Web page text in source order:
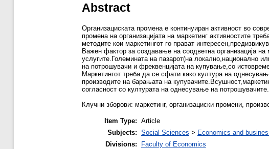
Abstract
Организациската промена е континуиран активност во
промена на организацијата на маркетинг активностите
методите кои маркетингот го прават
Важен фактор за создавање на соодветна организација
услугите.Големината на пазарот(на локално,национално
на потрошувачи и фреквенцијата на купување,со
Маркетингот треба да се сфати како култура на
производите на барањата на
согласност со културата на однесување на потрошувачите.
Клучни зборови: маркетинг, организациски промени,
Item Type: Article
Subjects: Social Sciences > Economics and
Divisions:
Faculty of Economics